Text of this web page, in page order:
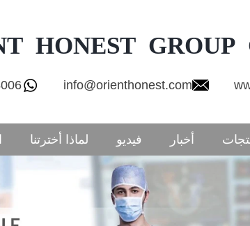
HONEST
info@orienthonest.com
أخبار فيديو لماذا أخترتنا